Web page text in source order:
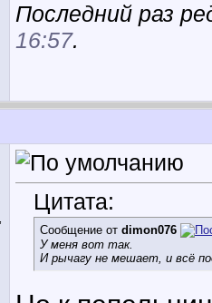
Последний раз
16:57.
Цитата:
Сообщение от dimon076
У меня вот так.
И рычагу не мешает, и всё